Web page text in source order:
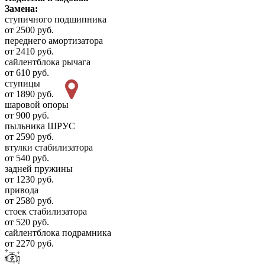
Замена:
ступичного подшипника
от 2500 руб.
переднего амортизатора
от 2410 руб.
сайлентблока рычага
от 610 руб.
ступицы
от 1890 руб.
шаровой опоры
от 900 руб.
пыльника ШРУС
от 2590 руб.
втулки стабилизатора
от 540 руб.
задней пружины
от 1230 руб.
привода
от 2580 руб.
стоек стабилизатора
от 520 руб.
сайлентблока подрамника
от 2270 руб.